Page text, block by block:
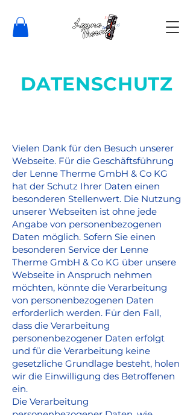
DATENSCHUTZ
Vielen Dank für den Besuch unserer
Webseite. Für die Geschäftsführung
der Lenne Therme GmbH & Co KG
hat der Schutz Ihrer Daten einen
besonderen Stellenwert. Die Nutzung
unserer Webseiten ist ohne jede
Angabe von personenbezogenen
Daten möglich. Sofern Sie einen
besonderen Service der Lenne
Therme GmbH & Co KG über unsere
Webseite in Anspruch nehmen
möchten, könnte die Verarbeitung
von personenbezogenen Daten
erforderlich werden. Für den Fall,
dass die Verarbeitung
personenbezogener Daten erfolgt
und für die Verarbeitung keine
gesetzliche Grundlage besteht, holen
wir die Einwilligung des Betroffenen
ein.
Die Verarbeitung